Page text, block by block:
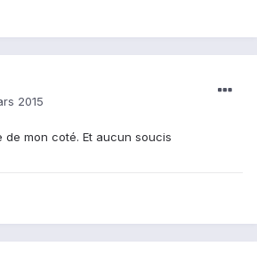
2015
mon coté. Et aucun soucis